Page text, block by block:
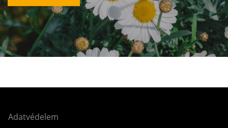
Adatvédelem